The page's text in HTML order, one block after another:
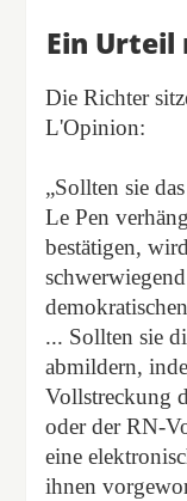
Ein
Die Richter
L'Opinion:
„Sollten sie
Le Pen
bestätigen,
... Sollten sie
abmildern,
Vollstreckung
oder der RN-
eine
ihnen